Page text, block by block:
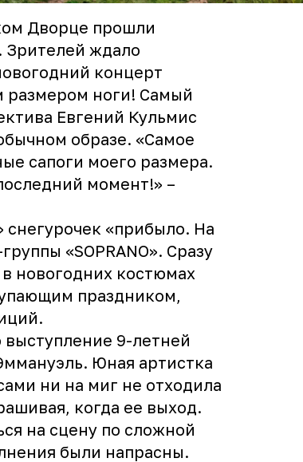
Дворце прошли
Зрителей ждало
концерт
размером ноги! Самый
Евгений Кульмис
образе. «Самое
сапоги моего размера.
момент!» –
снегурочек «прибыло. На
«SOPRANO». Сразу
новогодних костюмах
праздником,
9-летней
Юная артистка
ни на миг не отходила
когда ее выход.
на сцену по сложной
были напрасны.